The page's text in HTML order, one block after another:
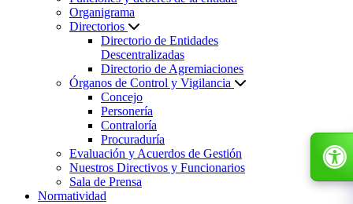
Organigrama
Directorios
Directorio de Entidades
Descentralizadas
Directorio de Agremiaciones
Órganos de Control y Vigilancia
Concejo
Personería
Contraloría
Procuraduría
Evaluación y Acuerdos de Gestión
Nuestros Directivos y Funcionarios
Sala de Prensa
Normatividad